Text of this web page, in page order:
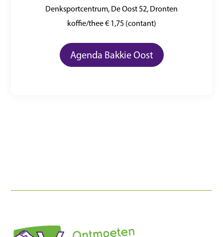
Denksportcentrum, De Oost 52, Dronten
koffie/thee € 1,75 (contant)
Agenda Bakkie Oost